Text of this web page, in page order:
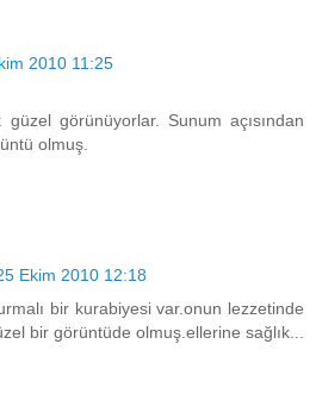
2010 11:25
görünüyorlar. Sunum açısından
olmuş.
Ekim 2010 12:18
bir kurabiyesi var.onun lezzetinde
bir görüntüde olmuş.ellerine sağlık...